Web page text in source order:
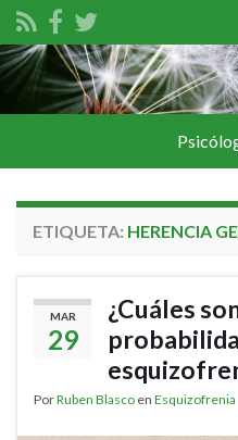
Search for:
ETIQUETA: HERENCIA
MAR
29
¿Cuáles
PorRuben Blasco en Esquizofrenia